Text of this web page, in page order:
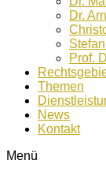
Dr.
Prof.
Themen
News
Kontakt
Menü